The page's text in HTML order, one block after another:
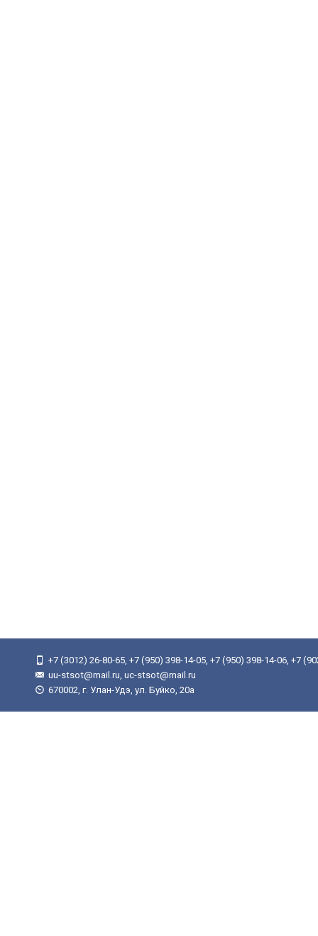
+7 (3012) 26-80-65, +7 (950) 398-14-05, +7 (950) 398-14-06, +7
uu-stsot@mail.ru, uc-stsot@mail.ru
670002, г. Улан-Удэ, ул. Буйко, 20а